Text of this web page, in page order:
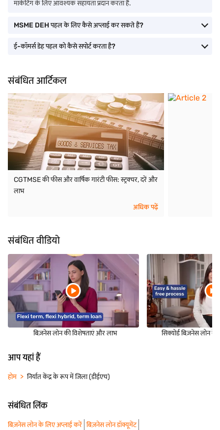
मार्केटिंग के लिए आवश्यक सहायता प्रदान करता है.
MSME DEH पहल के लिए कैसे अप्लाई कर सकते हैं?
ई-कॉमर्स डेह पहल को कैसे सपोर्ट करता है?
संबंधित आर्टिकल
CGTMSE की फीस और वार्षिक गारंटी फीस: स्ट्रक्चर, दरें और
लाभ
अधिक पढ़ें
संबंधित वीडियो
बिज़नेस लोन की विशेषताएं और लाभ सिक्योर्ड बिज़नेस लोन
आप यहां हैं
होम निर्यात केंद्र के रूप में जिला (डीईएच)
संबंधित लिंक
बिज़नेस लोन के लिए अप्लाई करें बिज़नेस लोन डॉक्यूमेंट